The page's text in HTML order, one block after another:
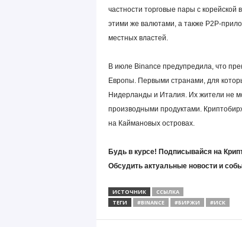
частности торговые пары с
этими же валютами, а также P2P-
местных властей.
В июле Binance предупредила, что
Европы. Первыми странами, для
Нидерланды и Италия. Их жители не
производными продуктами.
на Каймановых островах.
Будь в курсе! Подписывайся на
Обсудить актуальные новости и
ИСТОЧНИК
ССЫЛКА
ТЕГИ
#BINANCE #БИРЖИ #ИСК